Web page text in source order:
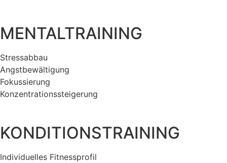
MENTALTRAINING
Stressabbau
Angstbewältigung
Fokussierung
Konzentrationssteigerung
KONDITIONSTRAINING
Individuelles Fitnessprofil